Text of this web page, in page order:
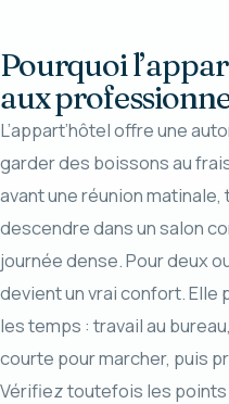
Pourquoi
aux
L’appart’hôtel offre une
garder des boissons au
avant une réunion
descendre dans un salon
journée dense. Pour deux
devient un vrai confort.
les temps : travail au
courte pour marcher, puis
Vérifiez toutefois les